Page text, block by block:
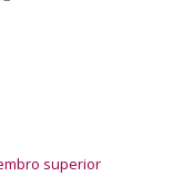
superior